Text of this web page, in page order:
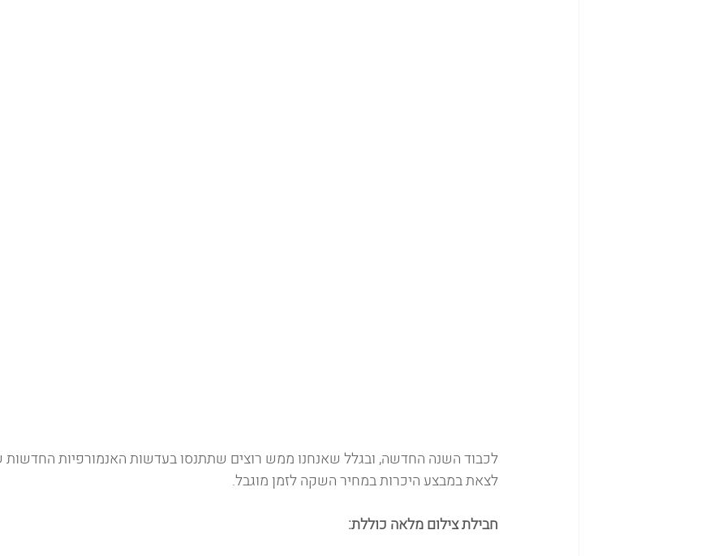
לכבוד השנה החדשה, ובגלל שאנחנו ממש רוצים שתתנסו בעדשות האנמורפיות החדשות
לצאת במבצע היכרות במחיר השקה לזמן מוגבל.
חבילת צילום מלאה כוללת: